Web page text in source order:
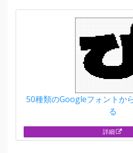
50種類のGoogleフォントか
る
詳細